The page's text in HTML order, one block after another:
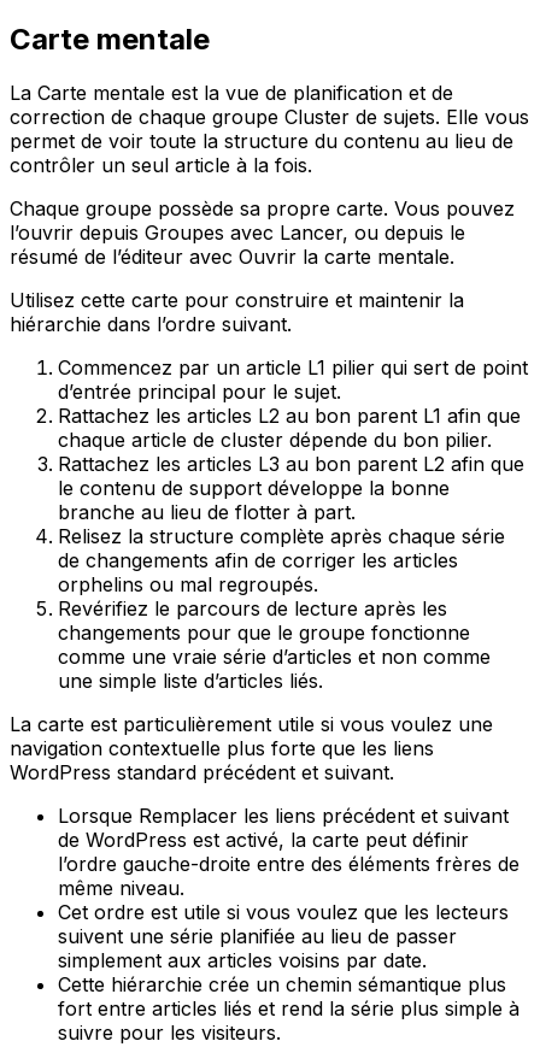
Carte mentale
La Carte mentale est la vue de planification et de
correction de chaque groupe Cluster de sujets. Elle vous
permet de voir toute la structure du contenu au lieu de
contrôler un seul article à la fois.
Chaque groupe possède sa propre carte. Vous pouvez
l’ouvrir depuis Groupes avec Lancer, ou depuis le
résumé de l’éditeur avec Ouvrir la carte mentale.
Utilisez cette carte pour construire et maintenir la
hiérarchie dans l’ordre suivant.
Commencez par un article L1 pilier qui sert de point
d’entrée principal pour le sujet.
Rattachez les articles L2 au bon parent L1 afin que
chaque article de cluster dépende du bon pilier.
Rattachez les articles L3 au bon parent L2 afin que
le contenu de support développe la bonne
branche au lieu de flotter à part.
Relisez la structure complète après chaque série
de changements afin de corriger les articles
orphelins ou mal regroupés.
Revérifiez le parcours de lecture après les
changements pour que le groupe fonctionne
comme une vraie série d’articles et non comme
une simple liste d’articles liés.
La carte est particulièrement utile si vous voulez une
navigation contextuelle plus forte que les liens
WordPress standard précédent et suivant.
Lorsque Remplacer les liens précédent et suivant
de WordPress est activé, la carte peut définir
l’ordre gauche-droite entre des éléments frères de
même niveau.
Cet ordre est utile si vous voulez que les lecteurs
suivent une série planifiée au lieu de passer
simplement aux articles voisins par date.
Cette hiérarchie crée un chemin sémantique plus
fort entre articles liés et rend la série plus simple à
suivre pour les visiteurs.